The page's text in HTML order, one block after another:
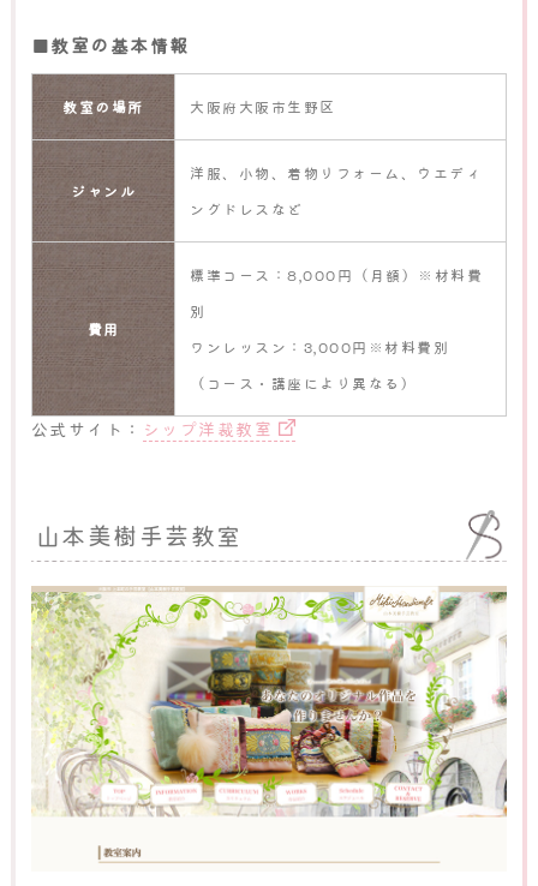
■教室の基本情報
教室の場所 大阪府大阪市生野区
ジャンル
洋服、小物、着物リフォーム、ウエディ
ングドレスなど
費用
標準コース：8,000円（月額）※材料費
別
ワンレッスン：3,000円※材料費別
（コース・講座により異なる）
公式サイト： シップ洋裁教室
山本美樹手芸教室